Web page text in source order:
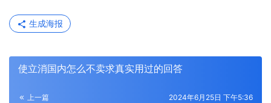
生成海报
使立消国内怎么不卖求真实用过的回答
上一篇 2024年6月25日 下午5:36